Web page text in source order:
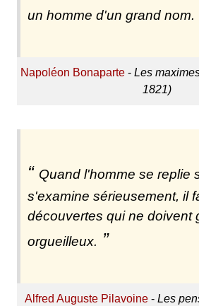
un homme d'un grand nom.
Napoléon Bonaparte- Les
1821)
Quand l'homme se replie
s'examine sérieusement, il
découvertes qui ne doivent
orgueilleux.
Alfred Auguste Pilavoine -Les